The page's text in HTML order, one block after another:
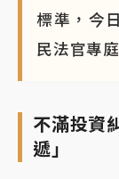
標準，今
民法官專
不滿投資
遞」